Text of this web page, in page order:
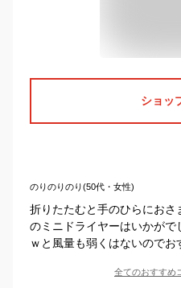
ショッ
のりのりのり(50代・女性)
折りたたむと手のひらにお
のミニドライヤーはいかが
ｗと風量も弱くはないのでお
全てのおすすめ